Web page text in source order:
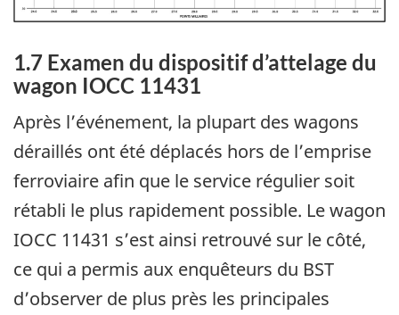
1.7 Examen du dispositif d’attelage du
wagon IOCC 11431
Après l’événement, la plupart des wagons
déraillés ont été déplacés hors de l’emprise
ferroviaire afin que le service régulier soit
rétabli le plus rapidement possible. Le wagon
IOCC 11431 s’est ainsi retrouvé sur le côté,
ce qui a permis aux enquêteurs du BST
d’observer de plus près les principales